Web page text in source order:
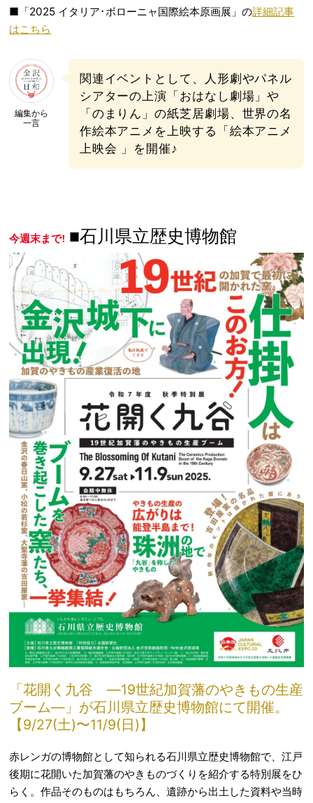
■「2025 イタリア･ボローニャ国際絵本原画展」の詳細記事
はこちら
編集から
一言
関連イベントとして、人形劇やパネル
シアターの上演「おはなし劇場」や
「のまりん」の紙芝居劇場、世界の名
作絵本アニメを上映する「絵本アニメ
上映会 」を開催♪
今週末まで! ■石川県立歴史博物館
「花開く九谷 ―19世紀加賀藩のやきもの生産
ブーム―」が石川県立歴史博物館にて開催。
【9/27(土)〜11/9(日)】
赤レンガの博物館として知られる石川県立歴史博物館で、江戸
後期に花開いた加賀藩のやきものづくりを紹介する特別展をひ
らく。作品そのものはもちろん、遺跡から出土した資料や当時